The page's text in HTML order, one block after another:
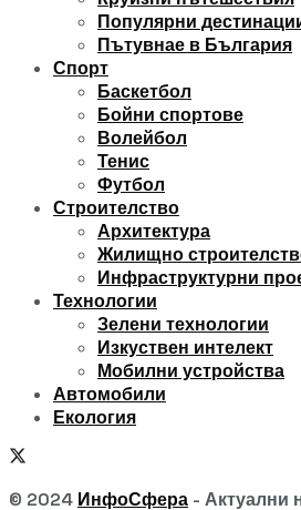
Популярни
Пътувнае в България
Спорт
Баскетбол
Бойни спортове
Волейбол
Тенис
Футбол
Строителство
Архитектура
Жилищно
Инфраструктурни
Технологии
Зелени технологии
Изкуствен интелект
Мобилни устройства
Автомобили
Екология
© 2024 ИнфоСфера - Актуални